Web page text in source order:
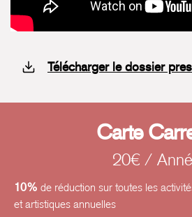
Télécharger le dossier
Carte
20€ /
10% de réduction sur toutes les
et artistiques annuelles